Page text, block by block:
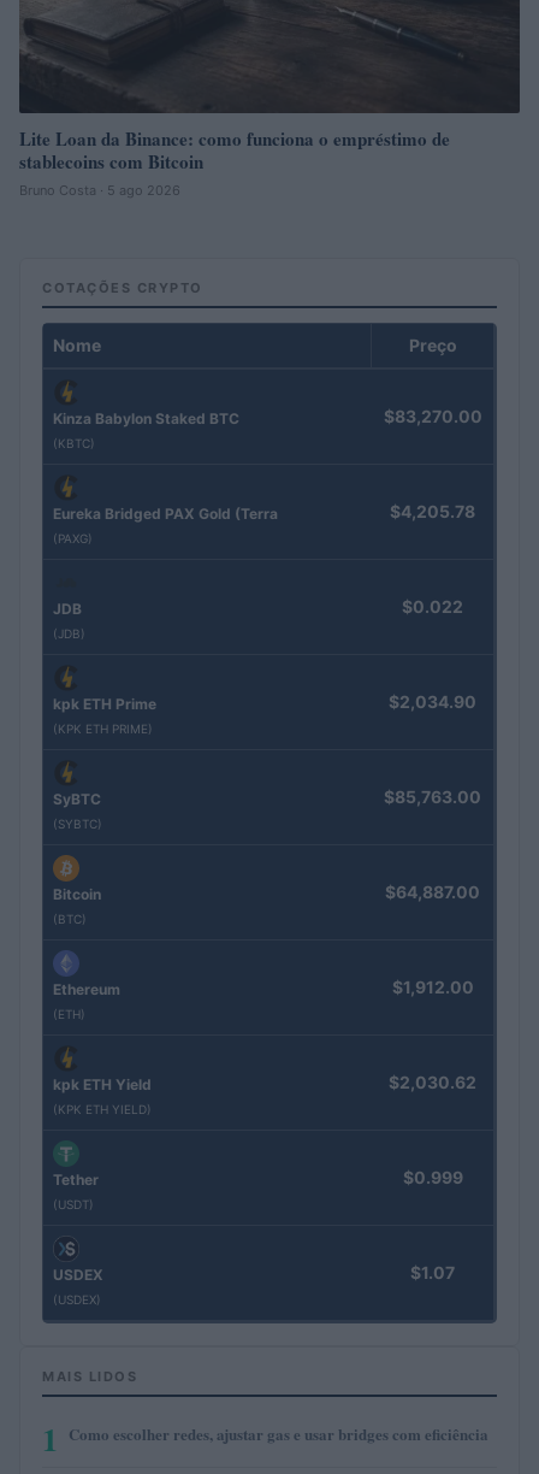
Lite Loan da Binance: como funciona o empréstimo de
stablecoins com Bitcoin
Bruno Costa · 5 ago 2026
COTAÇÕES CRYPTO
Nome Preço
Kinza Babylon Staked BTC
(KBTC)
$83,270.00
Eureka Bridged PAX Gold (Terra
(PAXG)
$4,205.78
JDB
(JDB)
$0.022
kpk ETH Prime
(KPK ETH PRIME)
$2,034.90
SyBTC
(SYBTC)
$85,763.00
Bitcoin
(BTC)
$64,887.00
Ethereum
(ETH)
$1,912.00
kpk ETH Yield
(KPK ETH YIELD)
$2,030.62
Tether
(USDT)
$0.999
USDEX
(USDEX)
$1.07
MAIS LIDOS
1 Como escolher redes, ajustar gas e usar bridges com eficiência